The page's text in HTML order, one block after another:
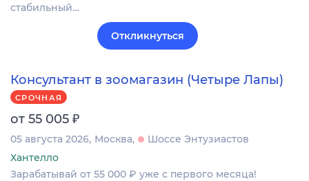
стабильный…
Откликнуться
Консультант в зоомагазин (Четыре Лапы)
СРОЧНАЯ
от 55 005 ₽
05 августа 2026 Москва
Шоссе Энтузиастов
Хантелло
Зарабатывай от 55 000 ₽ уже с первого месяца!